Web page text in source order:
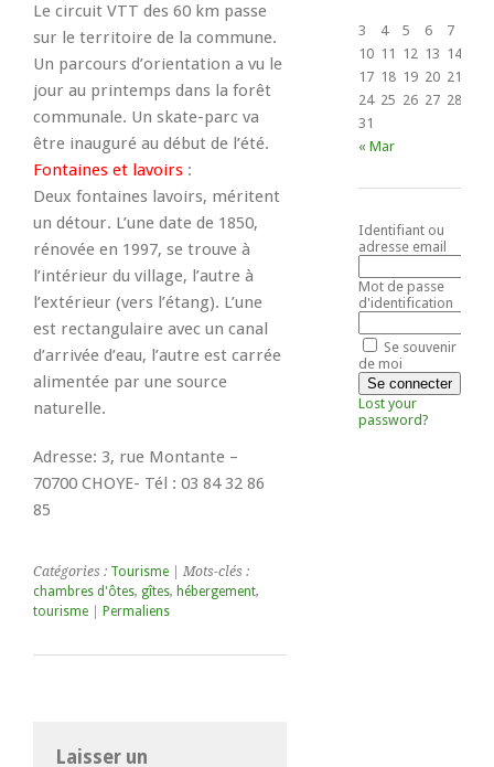
Le circuit VTT des 60 km passe
sur le territoire de la commune.
Un parcours d’orientation a vu le
jour au printemps dans la forêt
communale. Un skate-parc va
être inauguré au début de l’été.
Fontaines et lavoirs :
Deux fontaines lavoirs, méritent
un détour. L’une date de 1850,
rénovée en 1997, se trouve à
l’intérieur du village, l’autre à
l’extérieur (vers l’étang). L’une
est rectangulaire avec un canal
d’arrivée d’eau, l’autre est carrée
alimentée par une source
naturelle.
Adresse: 3, rue Montante –
70700 CHOYE- Tél : 03 84 32 86
85
Catégories : Tourisme | Mots-clés :
chambres d'ôtes, gîtes, hébergement,
tourisme
Permaliens
Laisser un
3
4 5 6 7
10 11 12 13 14
17 18 19 20 21
24 25 26 27 28
31
« Mar
Identifiant ou
adresse email
Mot de passe
d'identification
Se souvenir
de moi
Lost your
password?